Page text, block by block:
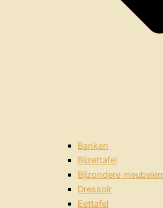
Banken
Bijzettafel
Bijzondere meubelen
Dressoir
Eettafel